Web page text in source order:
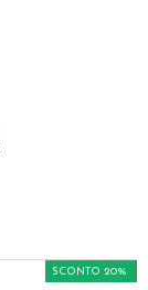
SCONTO 20%